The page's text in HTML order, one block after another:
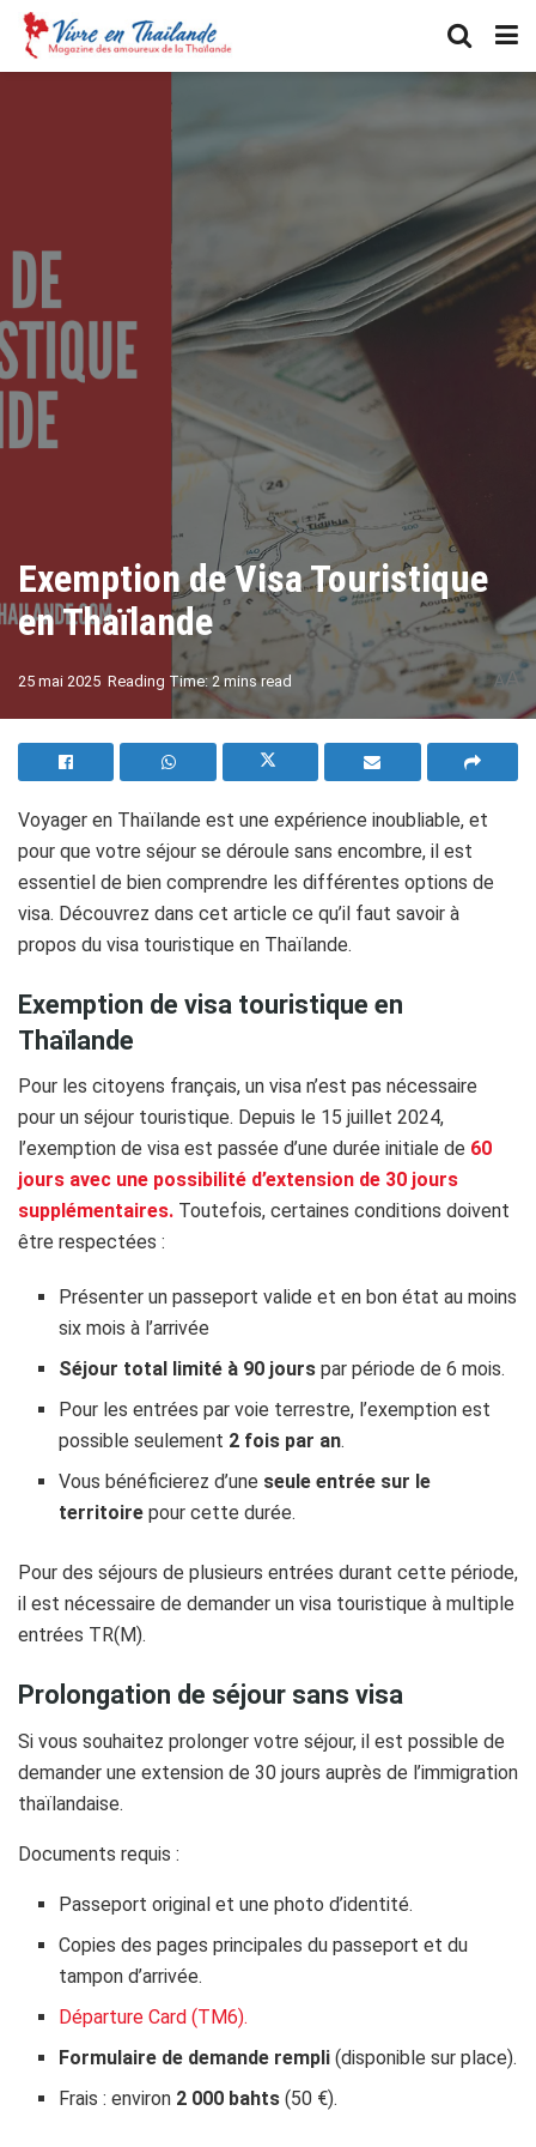
Exemption de Visa Touristique
en Thaïlande
25 mai 2025 Reading Time: 2 mins read AA
Voyager en Thaïlande est une expérience inoubliable, et
pour que votre séjour se déroule sans encombre, il est
essentiel de bien comprendre les différentes options de
visa. Découvrez dans cet article ce qu’il faut savoir à
propos du visa touristique en Thaïlande.
Exemption de visa touristique en
Thaïlande
Pour les citoyens français, un visa n’est pas nécessaire
pour un séjour touristique. Depuis le 15 juillet 2024,
l’exemption de visa est passée d’une durée initiale de 60
jours avec une possibilité d’extension de 30 jours
supplémentaires. Toutefois, certaines conditions doivent
être respectées :
Présenter un passeport valide et en bon état au moins
six mois à l’arrivée
Séjour total limité à 90 jours par période de 6 mois.
Pour les entrées par voie terrestre, l’exemption est
possible seulement 2 fois par an.
Vous bénéficierez d’une seule entrée sur le
territoire pour cette durée.
Pour des séjours de plusieurs entrées durant cette période,
il est nécessaire de demander un visa touristique à multiple
entrées TR(M).
Prolongation de séjour sans visa
Si vous souhaitez prolonger votre séjour, il est possible de
demander une extension de 30 jours auprès de l’immigration
thaïlandaise.
Documents requis :
Passeport original et une photo d’identité.
Copies des pages principales du passeport et du
tampon d’arrivée.
Départure Card (TM6).
Formulaire de demande rempli (disponible sur place).
Frais : environ 2 000 bahts (50 €).